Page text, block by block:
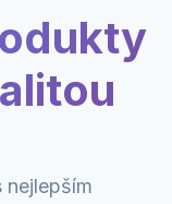
nejlepším